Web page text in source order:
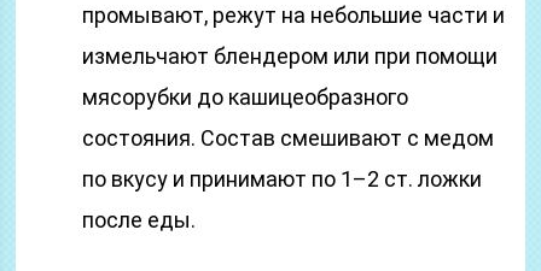
промывают, режут на небольшие части и
измельчают блендером или при помощи
мясорубки до кашицеобразного
состояния. Состав смешивают с медом
по вкусу и принимают по 1–2 ст. ложки
после еды.